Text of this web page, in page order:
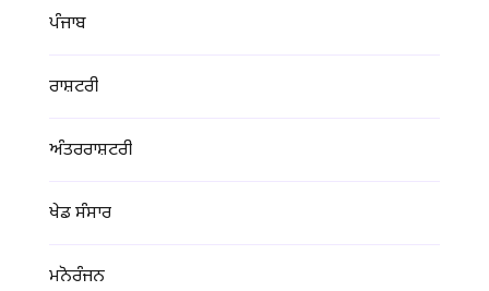
ਪੰਜਾਬ
ਰਾਸ਼ਟਰੀ
ਅੰਤਰਰਾਸ਼ਟਰੀ
ਖੇਡ ਸੰਸਾਰ
ਮਨੋਰੰਜਨ